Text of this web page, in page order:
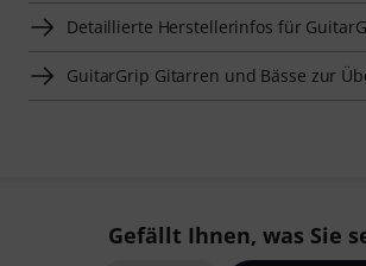
Detaillierte Herstellerinfos für
GuitarGrip Gitarren und Bässe zur
Gefällt Ihnen, was Sie